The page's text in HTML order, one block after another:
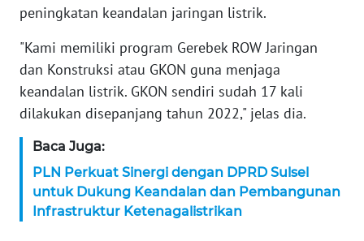
peningkatan keandalan jaringan listrik.
"Kami memiliki program Gerebek ROW Jaringan
dan Konstruksi atau GKON guna menjaga
keandalan listrik. GKON sendiri sudah 17 kali
dilakukan disepanjang tahun 2022," jelas dia.
Baca Juga:
PLN Perkuat Sinergi dengan DPRD Sulsel
untuk Dukung Keandalan dan Pembangunan
Infrastruktur Ketenagalistrikan
BANTEN
NTT
WN
WN
PAPUA